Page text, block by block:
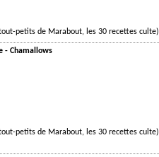
petits de Marabout, les 30 recettes culte)
- Chamallows
petits de Marabout, les 30 recettes culte)